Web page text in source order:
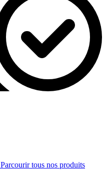
Parcourir tous nos produits